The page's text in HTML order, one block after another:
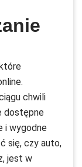
chwili
dostępne
i wygodne
się, czy auto,
jest w